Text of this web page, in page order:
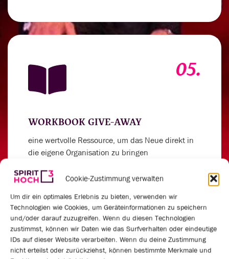
Cookie-Zustimmung verwalten
Um dir ein optimales Erlebnis zu bieten, verwenden wir
Technologien wie Cookies, um Geräteinformationen zu speichern
und/oder darauf zuzugreifen. Wenn du diesen Technologien
zustimmst, können wir Daten wie das Surfverhalten oder eindeutige
IDs auf dieser Website verarbeiten. Wenn du deine Zustimmung
nicht erteilst oder zurückziehst, können bestimmte Merkmale und
05.
WORKBOOK GIVE-AWAY
eine wertvolle Ressource, um das Neue direkt in
die eigene Organisation zu bringen
06.